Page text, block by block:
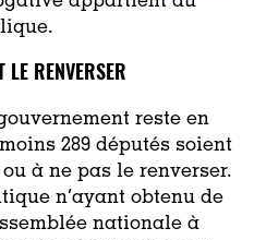
RENVERSER
reste en
289 députés soient
à ne pas le renverser.
n’ayant obtenu de
nationale à